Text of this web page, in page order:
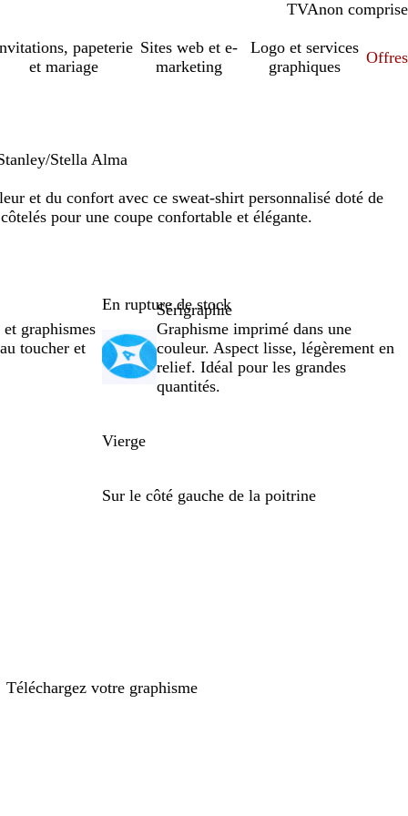
TVAcomprise
non comprise
papeterie
et mariage
Sites web et e-
marketing
Logo et services
graphiques
Offres
Stella Alma
et du confort avec ce sweat-shirt personnalisé doté de
pour une coupe confortable et élégante.
graphismes
toucher et
En rupture de stock
Sérigraphie
Graphisme imprimé dans une
couleur. Aspect lisse, légèrement en
relief. Idéal pour les grandes
quantités.
Vierge
Sur le côté gauche de la poitrine
Téléchargez votre graphisme